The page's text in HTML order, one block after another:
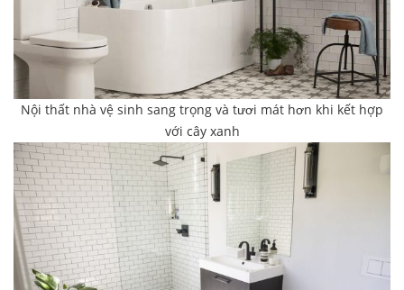
Nội thất nhà vệ sinh sang trọng và tươi mát hơn khi kết hợp
với cây xanh